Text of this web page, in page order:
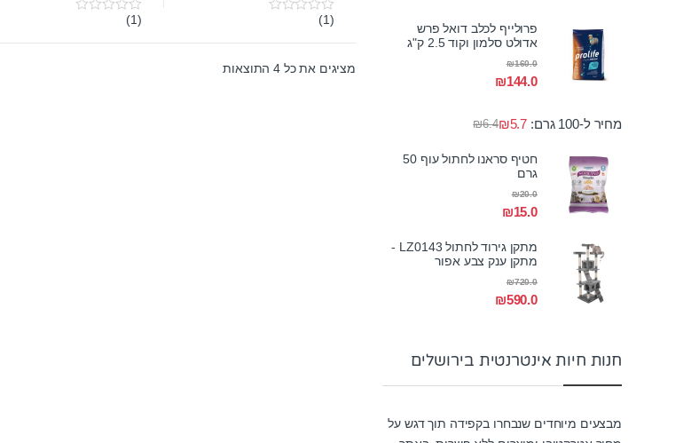
0
u
o
(1)
0
u
(1)
מציגים את כל ⁦4⁩ התוצאות
פרולייף לכלב דואל פרש
אדולט סלמון וקוד 2.5 ק"ג
₪144.0
₪160.0
מחיר ל-100 גרם: ₪6.4₪5.7
חטיף סראנו לחתול עוף 50
גרם
₪15.0
₪20.0
מתקן גירוד לחתול LZ0143 -
מתקן ענק צבע אפור
₪590.0
₪720.0
חנות חיות אינטרנטית בירושלים
מבצעים מיוחדים שנבחרו בקפידה תוך דגש על